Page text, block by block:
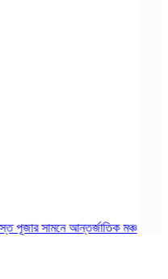
পূজার সামনে আন্তর্জাতিক মঞ্চ